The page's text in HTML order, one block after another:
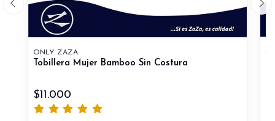
ONLY ZAZA
Tobillera Mujer Bamboo Sin Costura
$11.000